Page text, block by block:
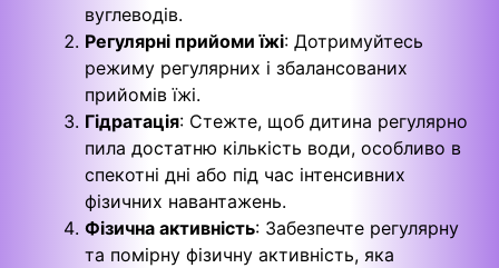
вуглеводів.
Регулярні прийоми їжі: Дотримуйтесь
режиму регулярних і збалансованих
прийомів їжі.
Гідратація: Стежте, щоб дитина регулярно
пила достатню кількість води, особливо в
спекотні дні або під час інтенсивних
фізичних навантажень.
Фізична активність: Забезпечте регулярну
та помірну фізичну активність, яка